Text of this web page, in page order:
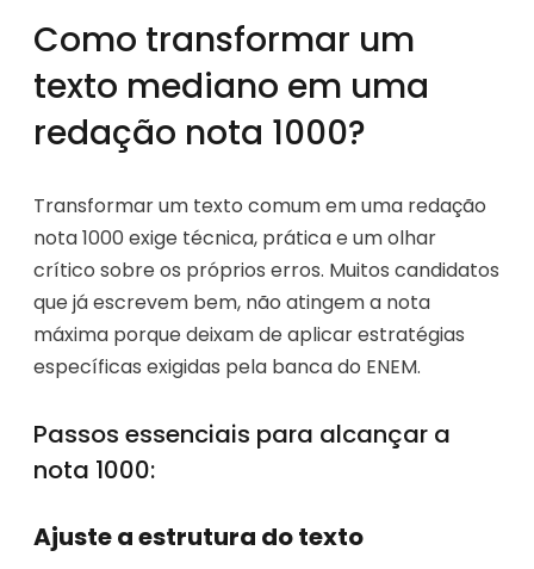
Como transformar um
texto mediano em uma
redação nota 1000?
Transformar um texto comum em uma redação
nota 1000 exige técnica, prática e um olhar
crítico sobre os próprios erros. Muitos candidatos
que já escrevem bem, não atingem a nota
máxima porque deixam de aplicar estratégias
específicas exigidas pela banca do ENEM.
Passos essenciais para alcançar a
nota 1000:
Ajuste a estrutura do texto